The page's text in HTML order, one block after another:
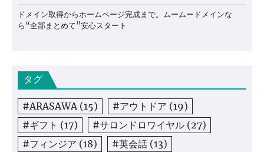
ドメイン取得からホームページ完成まで。ムームードメインな
ら“全部まとめて”安心スタート
タグ
#ARASAWA (15) #アウトドア (19)
#ギフト (17) #サロンドロワイヤル (27)
#フィンジア (18) #英会話 (13)